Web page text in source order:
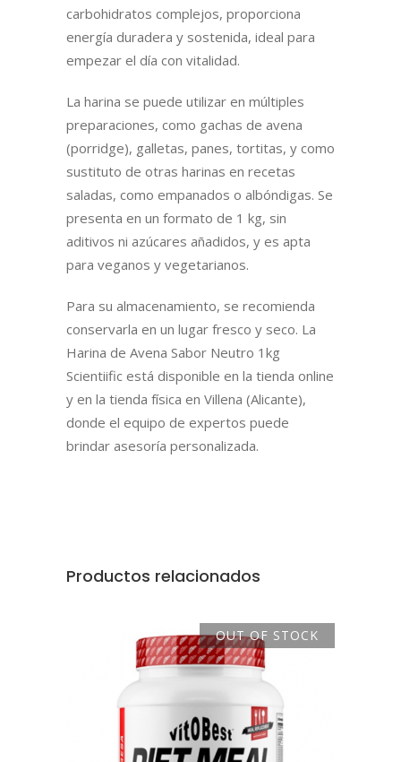
carbohidratos complejos, proporciona
energía duradera y sostenida, ideal para
empezar el día con vitalidad.
La harina se puede utilizar en múltiples
preparaciones, como gachas de avena
(porridge), galletas, panes, tortitas, y como
sustituto de otras harinas en recetas
saladas, como empanados o albóndigas. Se
presenta en un formato de 1 kg, sin
aditivos ni azúcares añadidos, y es apta
para veganos y vegetarianos.
Para su almacenamiento, se recomienda
conservarla en un lugar fresco y seco. La
Harina de Avena Sabor Neutro 1kg
Scientiific está disponible en la tienda online
y en la tienda física en Villena (Alicante),
donde el equipo de expertos puede
brindar asesoría personalizada.
Productos relacionados
OUT OF STOCK